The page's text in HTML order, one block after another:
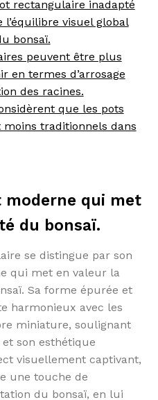
rectangulaire inadapté
visuel global
bonsaï.
peuvent être plus
en termes d’arrosage
des racines.
que les pots
traditionnels dans
moderne qui met
du bonsaï.
se distingue par son
qui met en valeur la
Sa forme épurée et
harmonieux avec les
miniature, soulignant
son esthétique
visuellement captivant,
une touche de
du bonsaï, en lui